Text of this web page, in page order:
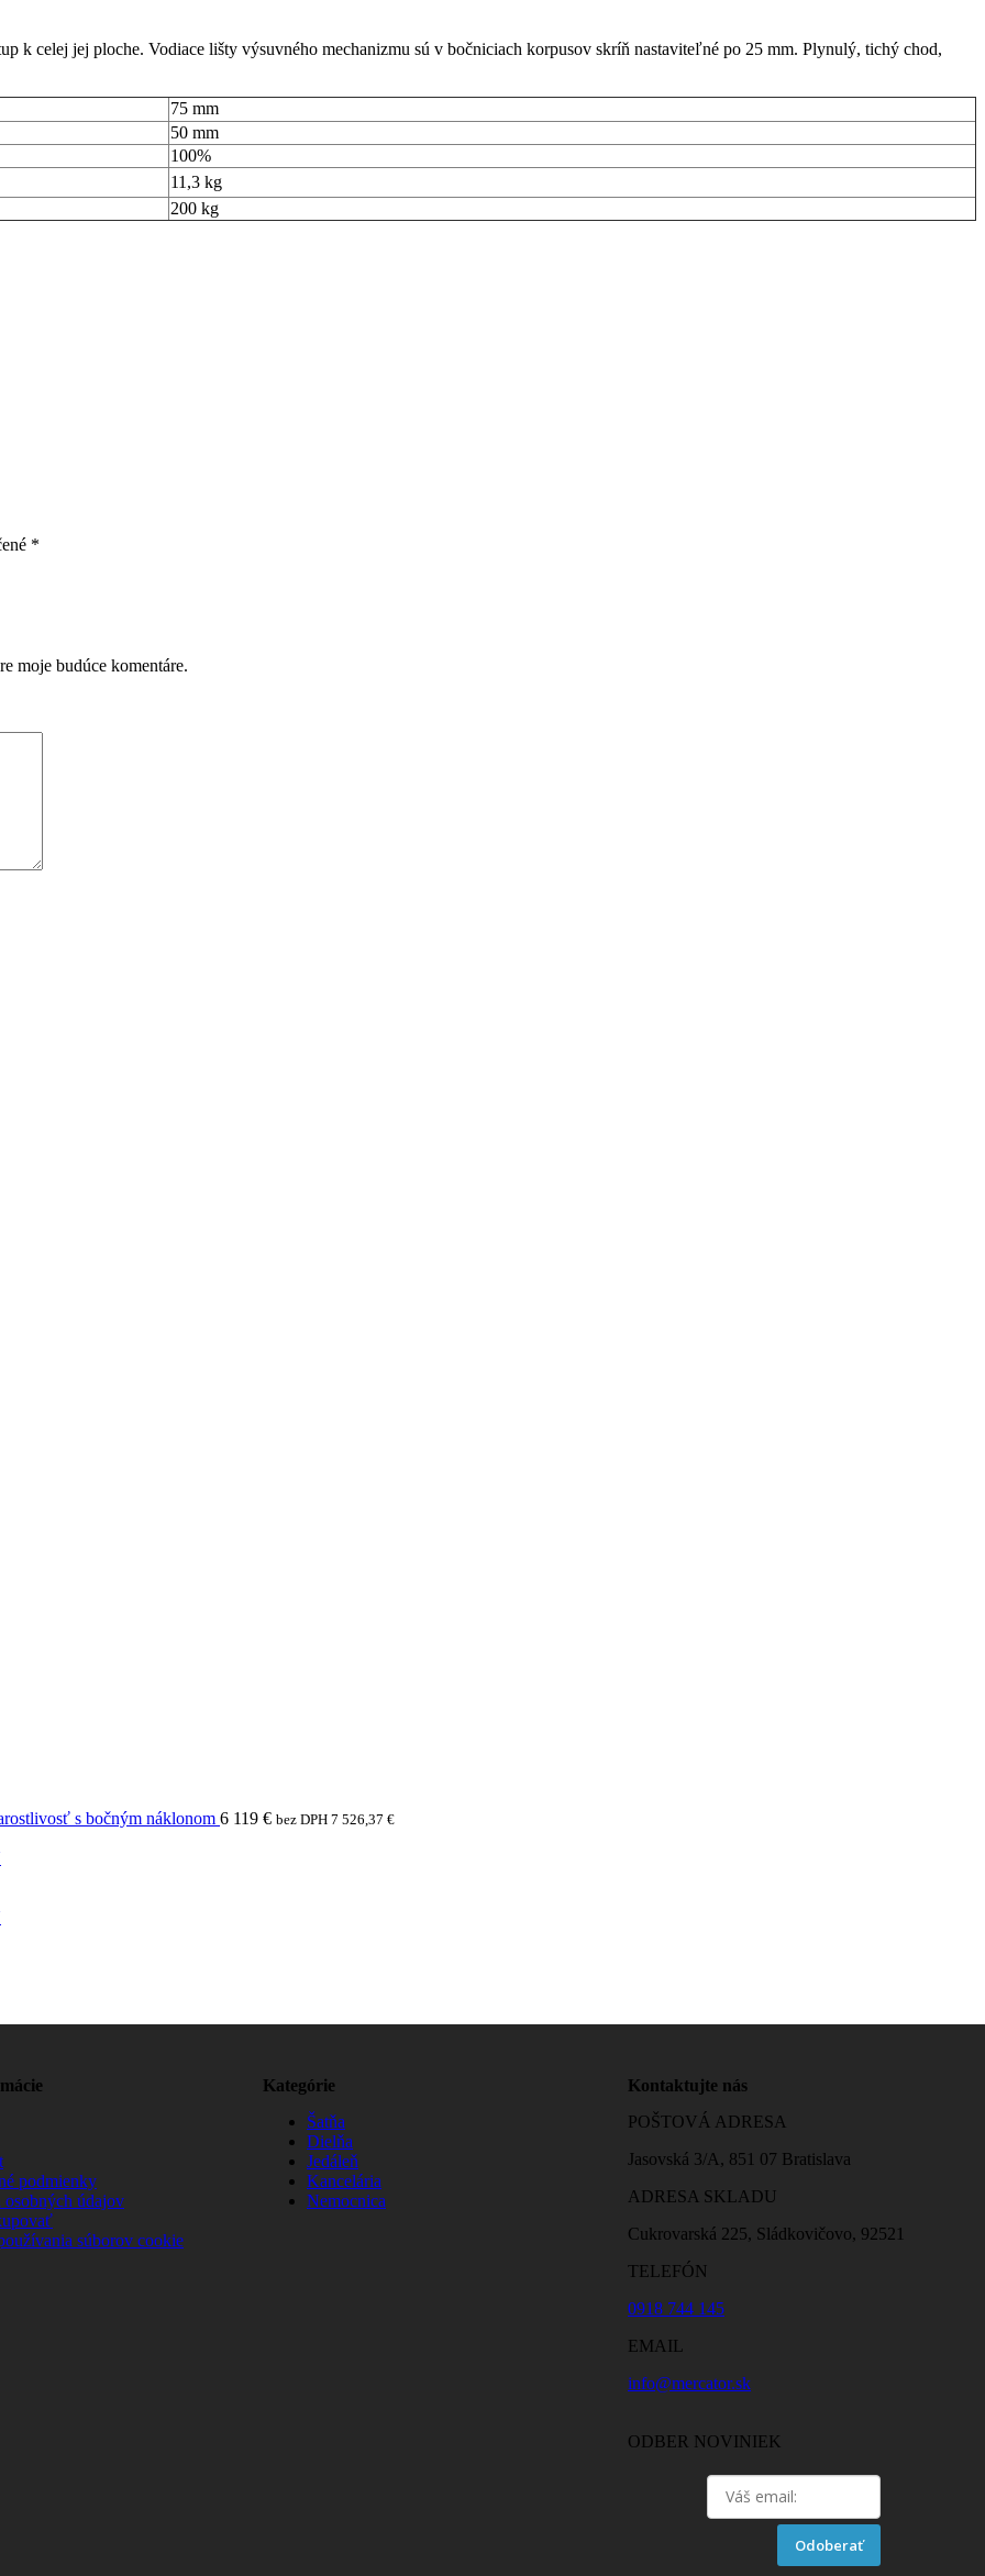
k celej jej ploche. Vodiace lišty výsuvného mechanizmu sú v bočniciach korpusov skríň nastaviteľné po 25 mm. Plynulý, tichý chod,
75 mm
50 mm
100%
11,3 kg
200 kg
*
moje budúce komentáre.
s bočným náklonom 6 119 € bez DPH 7 526,37 €
podmienky
osobných údajov
súborov cookie
Kategórie
Šatňa
Dielňa
Jedáleň
Kancelária
Nemocnica
Kontaktujte nás
POŠTOVÁ ADRESA
Jasovská 3/A, 851 07 Bratislava
ADRESA SKLADU
Cukrovarská 225, Sládkovičovo, 92521
TELEFÓN
0918 744 145
EMAIL
info@mercator.sk
ODBER NOVINIEK
Odoberať